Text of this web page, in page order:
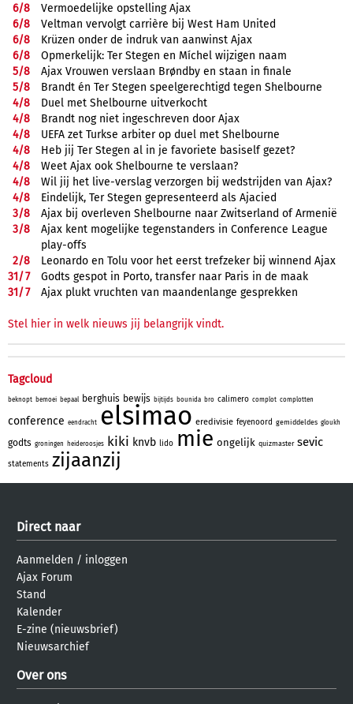
6/8
Vermoedelijke opstelling Ajax
6/8
Veltman vervolgt carrière bij West Ham United
6/8
Krüzen onder de indruk van aanwinst Ajax
6/8
Opmerkelijk: Ter Stegen en Míchel wijzigen naam
5/8
Ajax Vrouwen verslaan Brøndby en staan in finale
5/8
Brandt én Ter Stegen speelgerechtigd tegen Shelbourne
4/8
Duel met Shelbourne uitverkocht
4/8
Brandt nog niet ingeschreven door Ajax
4/8
UEFA zet Turkse arbiter op duel met Shelbourne
4/8
Heb jij Ter Stegen al in je favoriete basiself gezet?
4/8
Weet Ajax ook Shelbourne te verslaan?
4/8
Wil jij het live-verslag verzorgen bij wedstrijden van Ajax?
4/8
Eindelijk, Ter Stegen gepresenteerd als Ajacied
3/8
Ajax bij overleven Shelbourne naar Zwitserland of Armenië
3/8
Ajax kent mogelijke tegenstanders in Conference League
play-offs
2/8
Leonardo en Tolu voor het eerst trefzeker bij winnend Ajax
31/7
Godts gespot in Porto, transfer naar Paris in de maak
31/7 Ajax plukt vruchten van maandenlange gesprekken
Stel hier in welk nieuws jij belangrijk vindt.
Tagcloud
beknopt bemoei bepaal berghuis bewijs bijtijds bounida bro calimero complot complotten
conference eendracht elsimao eredivisie feyenoord gemiddeldes gloukh
godts groningen heideroosjes kiki knvb lido mie ongelijk quizmaster sevic
statements zijaanzij
Direct naar
Aanmelden / inloggen
Ajax Forum
Stand
Kalender
E-zine (nieuwsbrief)
Nieuwsarchief
Over ons